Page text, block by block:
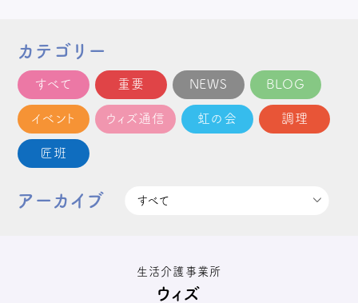
カテゴリー
すべて 重要 NEWS BLOG
イベント ウィズ通信 虹の会 調理
匠班
アーカイブ
生活介護事業所
ウィズ